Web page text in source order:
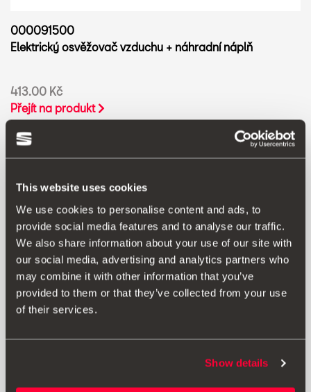
This website uses cookies
We use cookies to personalise content and ads, to
provide social media features and to analyse our traffic.
We also share information about your use of our site with
our social media, advertising and analytics partners who
may combine it with other information that you’ve
provided to them or that they’ve collected from your use
of their services.
Show details
000091500
Elektrický osvěžovač vzduchu + náhradní náplň
413.00 Kč
Přejít na produkt